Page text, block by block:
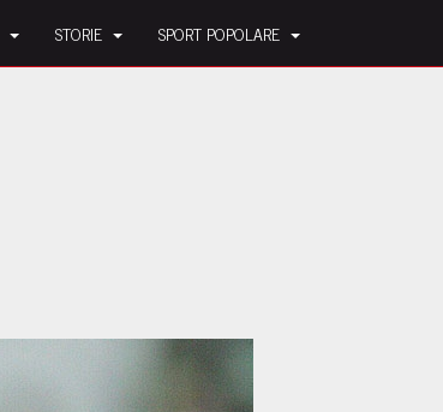
STORIE SPORT POPOLARE